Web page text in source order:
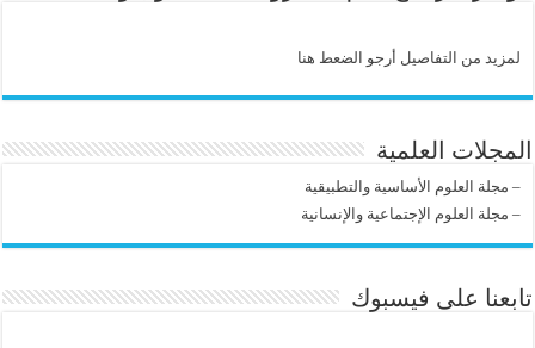
لمزيد من التفاصيل أرجو الضعط هنا
المجلات العلمية
– مجلة العلوم الأساسية والتطبيقية
– مجلة العلوم الإجتماعية والإنسانية
تابعنا على فيسبوك